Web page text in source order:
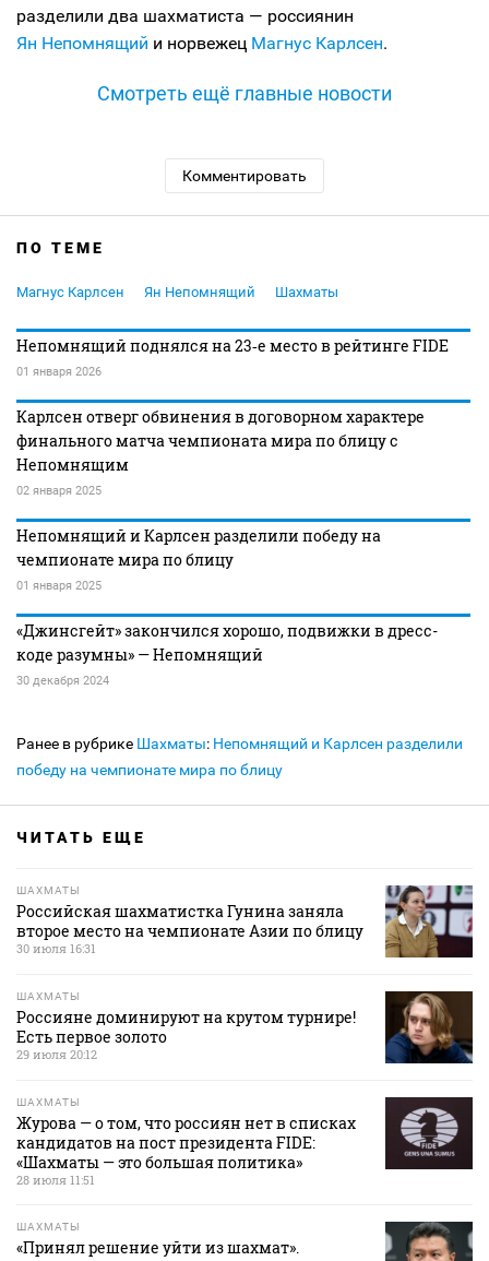
разделили два шахматиста — россиянин
Ян Непомнящий и норвежец Магнус Карлсен.
Смотреть ещё главные новости
Комментировать
ПО ТЕМЕ
Магнус Карлсен Ян Непомнящий Шахматы
Непомнящий поднялся на 23‑е место в рейтинге FIDE
01 января 2026
Карлсен отверг обвинения в договорном характере
финального матча чемпионата мира по блицу с
Непомнящим
02 января 2025
Непомнящий и Карлсен разделили победу на
чемпионате мира по блицу
01 января 2025
«Джинсгейт» закончился хорошо, подвижки в дресс-
коде разумны» — Непомнящий
30 декабря 2024
Ранее в рубрике Шахматы: Непомнящий и Карлсен разделили
победу на чемпионате мира по блицу
ЧИТАТЬ ЕЩЕ
ШАХМАТЫ
Российская шахматистка Гунина заняла
второе место на чемпионате Азии по блицу
30 июля 16:31
ШАХМАТЫ
Россияне доминируют на крутом турнире!
Есть первое золото
29 июля 20:12
ШАХМАТЫ
Журова — о том, что россиян нет в списках
кандидатов на пост президента FIDE:
«Шахматы — это большая политика»
28 июля 11:51
ШАХМАТЫ
«Принял решение уйти из шахмат».